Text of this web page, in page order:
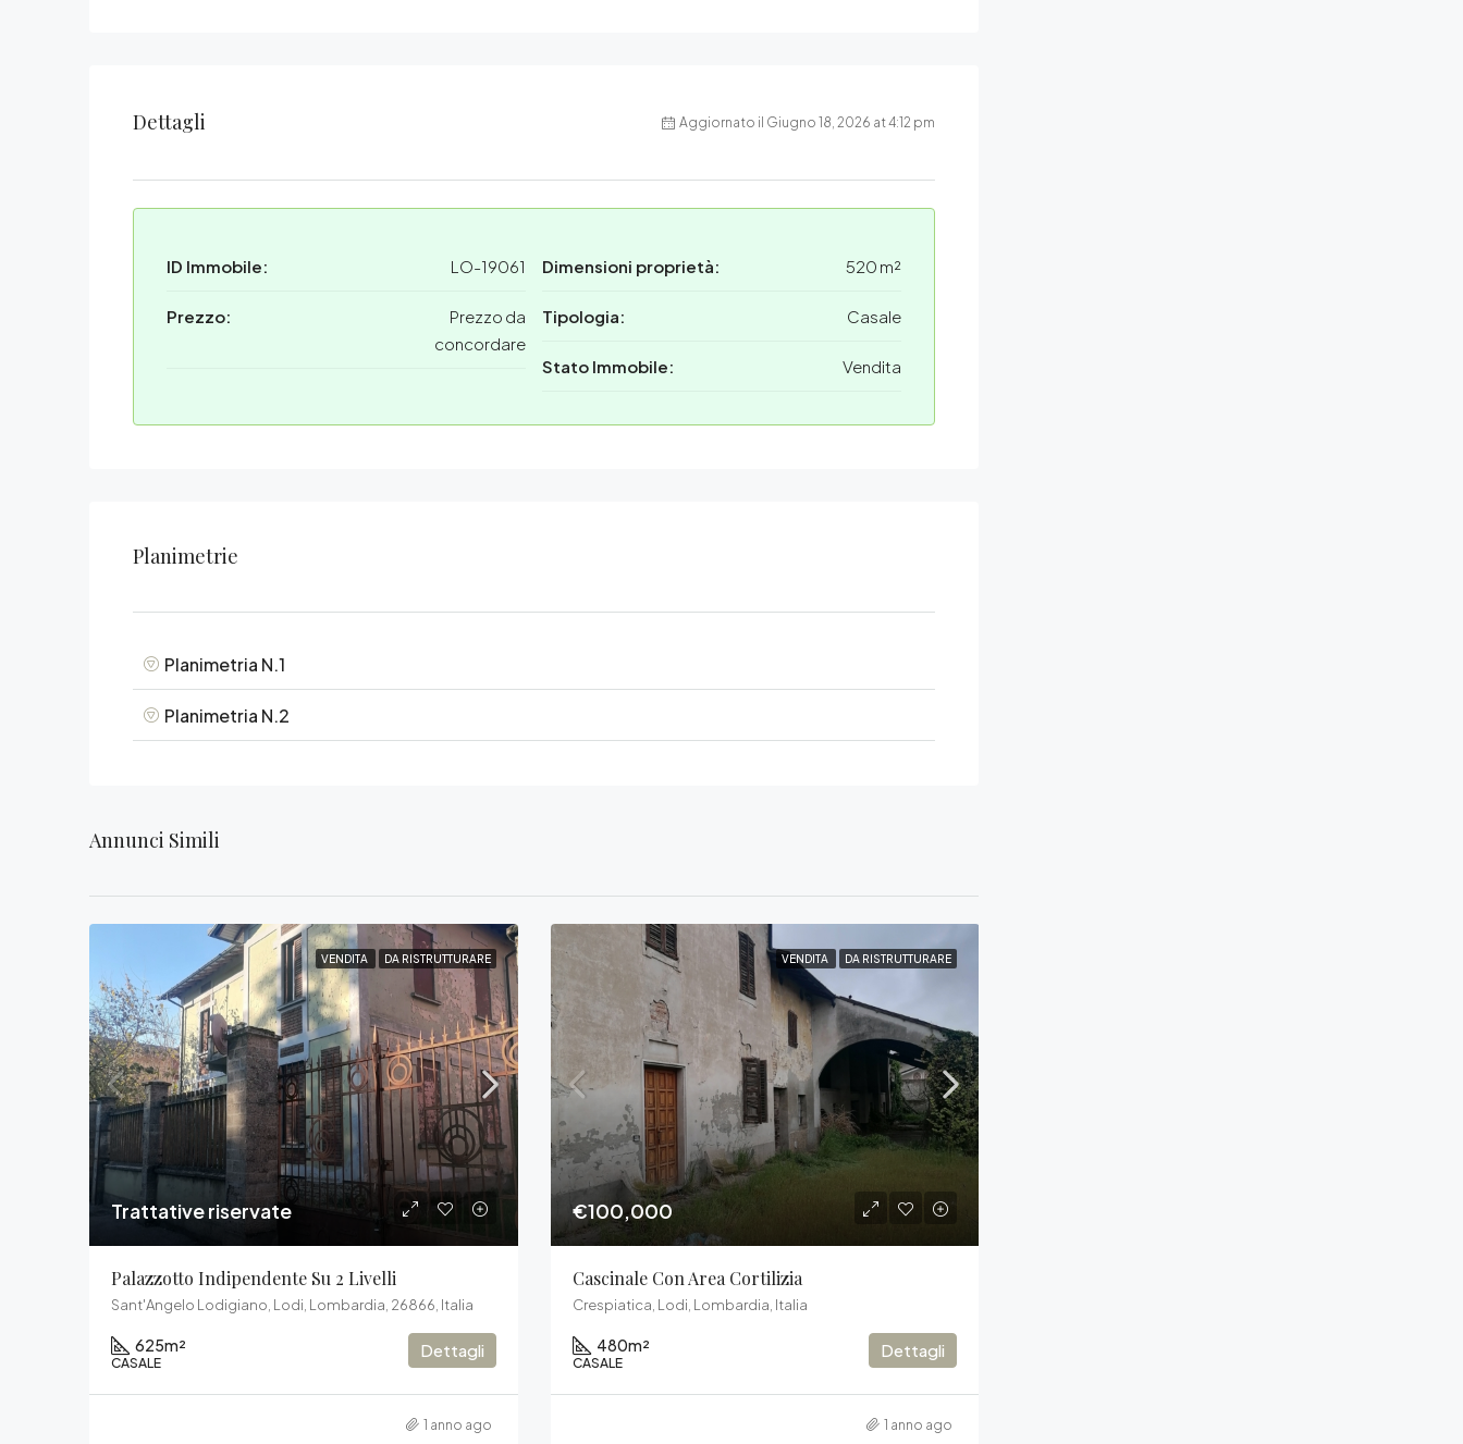
Dettagli Aggiornato il Giugno 18, 2026 at 4:12 pm
ID Immobile: LO-19061
Prezzo:
Prezzo da
concordare
Dimensioni proprietà: 520 m²
Tipologia: Casale
Stato Immobile: Vendita
Planimetrie
Planimetria N.1
Planimetria N.2
Annunci Simili
VENDITA DA RISTRUTTURARE
Trattative riservate
Palazzotto Indipendente Su 2 Livelli
Sant'Angelo Lodigiano, Lodi, Lombardia, 26866, Italia
625m²
CASALE
Dettagli
1 anno ago
VENDITA DA RISTRUTTURARE
€100,000
Cascinale Con Area Cortilizia
Crespiatica, Lodi, Lombardia, Italia
480m²
CASALE
Dettagli
1 anno ago